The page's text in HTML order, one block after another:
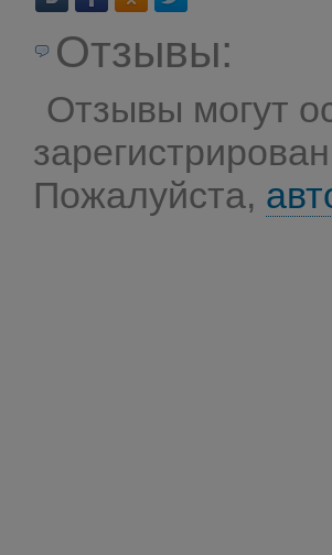
Отзывы:
Отзывы могут
Пожалуйста,